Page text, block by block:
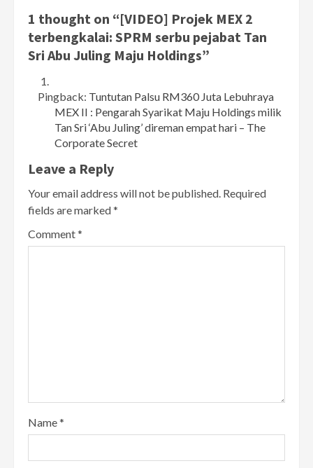
1 thought on “[VIDEO] Projek MEX 2
terbengkalai: SPRM serbu pejabat Tan
Sri Abu Juling Maju Holdings”
Pingback: Tuntutan Palsu RM360 Juta Lebuhraya
MEX II : Pengarah Syarikat Maju Holdings milik
Tan Sri ‘Abu Juling’ direman empat hari – The
Corporate Secret
Leave a Reply
Your email address will not be published. Required
fields are marked*
Comment*
Name*